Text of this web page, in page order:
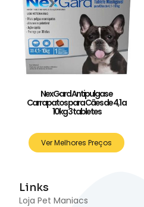
NexGard Antipulgas e
Carrapatos para Cães de 4,1 a
10kg 3 tabletes
Ver Melhores Preços
Links
Loja Pet Maniacs